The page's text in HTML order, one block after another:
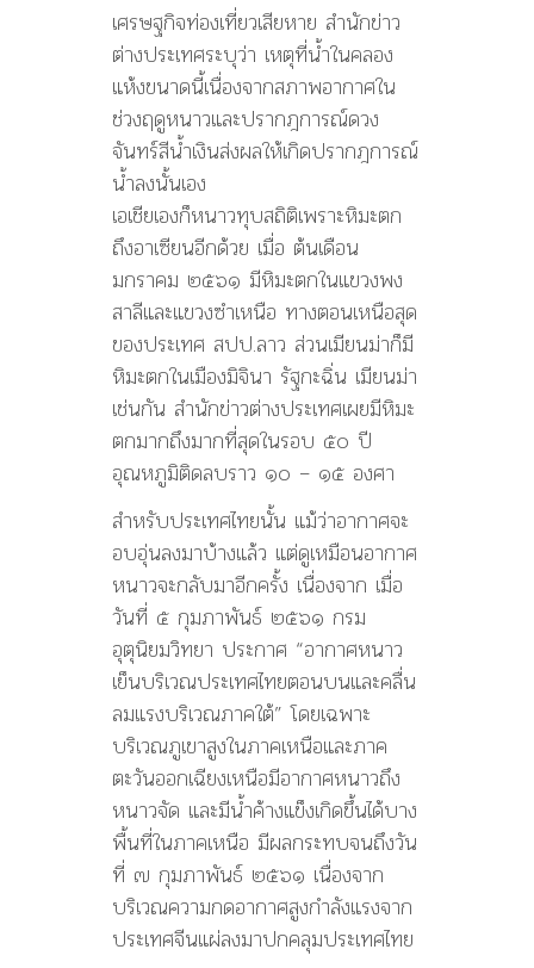
เศรษฐกิจท่องเที่ยวเสียหาย สำนักข่าว
ต่างประเทศระบุว่า เหตุที่น้ำในคลอง
แห้งขนาดนี้เนื่องจากสภาพอากาศใน
ช่วงฤดูหนาวและปรากฎการณ์ดวง
จันทร์สีน้ำเงินส่งผลให้เกิดปรากฎการณ์
น้ำลงนั้นเอง
เอเชียเองก็หนาวทุบสถิติเพราะหิมะตก
ถึงอาเซียนอีกด้วย เมื่อ ต้นเดือน
มกราคม ๒๕๖๑ มีหิมะตกในแขวงพง
สาลีและแขวงซำเหนือ ทางตอนเหนือสุด
ของประเทศ สปป.ลาว ส่วนเมียนม่าก็มี
หิมะตกในเมืองมิจินา รัฐกะฉิ่น เมียนม่า
เช่นกัน สำนักข่าวต่างประเทศเผยมีหิมะ
ตกมากถึงมากที่สุดในรอบ ๕๐ ปี
อุณหภูมิติดลบราว ๑๐ – ๑๕ องศา
สำหรับประเทศไทยนั้น แม้ว่าอากาศจะ
อบอุ่นลงมาบ้างแล้ว แต่ดูเหมือนอากาศ
หนาวจะกลับมาอีกครั้ง เนื่องจาก เมื่อ
วันที่ ๕ กุมภาพันธ์ ๒๕๖๑ กรม
อุตุนิยมวิทยา ประกาศ “อากาศหนาว
เย็นบริเวณประเทศไทยตอนบนและคลื่น
ลมแรงบริเวณภาคใต้” โดยเฉพาะ
บริเวณภูเขาสูงในภาคเหนือและภาค
ตะวันออกเฉียงเหนือมีอากาศหนาวถึง
หนาวจัด และมีน้ำค้างแข็งเกิดขึ้นได้บาง
พื้นที่ในภาคเหนือ มีผลกระทบจนถึงวัน
ที่ ๗ กุมภาพันธ์ ๒๕๖๑ เนื่องจาก
บริเวณความกดอากาศสูงกำลังแรงจาก
ประเทศจีนแผ่ลงมาปกคลุมประเทศไทย